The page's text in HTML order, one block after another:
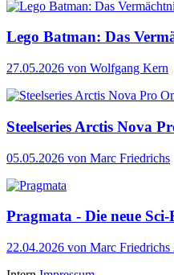
Lego Batman: Das
27.05.2026 von Wolfgang Kern
Steelseries Arctis Nova
05.05.2026 von Marc Friedrichs
Pragmata - Die neue
22.04.2026 von Marc Friedrichs